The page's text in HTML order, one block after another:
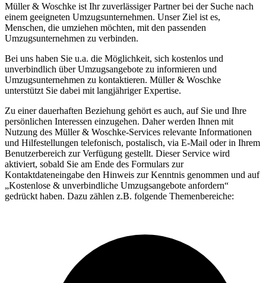
Müller & Woschke ist Ihr zuverlässiger Partner bei der Suche nach
einem geeigneten Umzugsunternehmen. Unser Ziel ist es,
Menschen, die umziehen möchten, mit den passenden
Umzugsunternehmen zu verbinden.
Bei uns haben Sie u.a. die Möglichkeit, sich kostenlos und
unverbindlich über Umzugsangebote zu informieren und
Umzugsunternehmen zu kontaktieren. Müller & Woschke
unterstützt Sie dabei mit langjähriger Expertise.
Zu einer dauerhaften Beziehung gehört es auch, auf Sie und Ihre
persönlichen Interessen einzugehen. Daher werden Ihnen mit
Nutzung des Müller & Woschke-Services relevante Informationen
und Hilfestellungen telefonisch, postalisch, via E-Mail oder in Ihrem
Benutzerbereich zur Verfügung gestellt. Dieser Service wird
aktiviert, sobald Sie am Ende des Formulars zur
Kontaktdateneingabe den Hinweis zur Kenntnis genommen und auf
„Kostenlose & unverbindliche Umzugsangebote anfordern“
gedrückt haben. Dazu zählen z.B. folgende Themenbereiche: